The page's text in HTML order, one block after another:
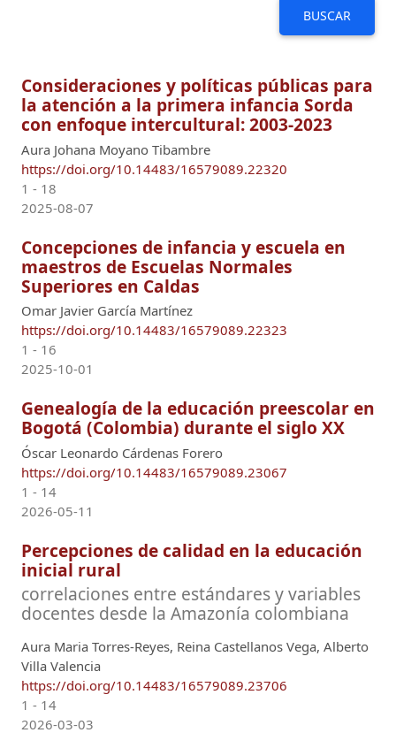
BUSCAR
Consideraciones y políticas públicas para
la atención a la primera infancia Sorda
con enfoque intercultural: 2003-2023
Aura Johana Moyano Tibambre
https://doi.org/10.14483/16579089.22320
1 - 18
2025-08-07
Concepciones de infancia y escuela en
maestros de Escuelas Normales
Superiores en Caldas
Omar Javier García Martínez
https://doi.org/10.14483/16579089.22323
1 - 16
2025-10-01
Genealogía de la educación preescolar en
Bogotá (Colombia) durante el siglo XX
Óscar Leonardo Cárdenas Forero
https://doi.org/10.14483/16579089.23067
1 - 14
2026-05-11
Percepciones de calidad en la educación
inicial rural
correlaciones entre estándares y variables
docentes desde la Amazonía colombiana
Aura Maria Torres-Reyes, Reina Castellanos Vega, Alberto
Villa Valencia
https://doi.org/10.14483/16579089.23706
1 - 14
2026-03-03